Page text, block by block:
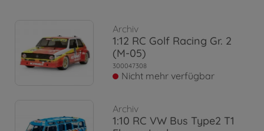
Archiv
1:12 RC Golf Racing Gr. 2
(M-05)
300047308
Nicht mehr verfügbar
Archiv
1:10 RC VW Bus Type2 T1